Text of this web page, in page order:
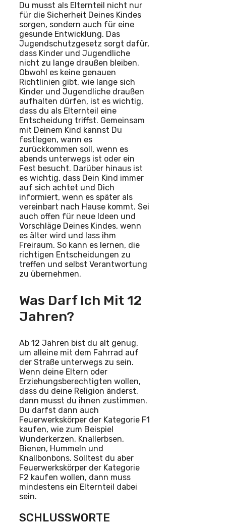
Du musst als Elternteil nicht nur
für die Sicherheit Deines Kindes
sorgen, sondern auch für eine
gesunde Entwicklung. Das
Jugendschutzgesetz sorgt dafür,
dass Kinder und Jugendliche
nicht zu lange draußen bleiben.
Obwohl es keine genauen
Richtlinien gibt, wie lange sich
Kinder und Jugendliche draußen
aufhalten dürfen, ist es wichtig,
dass du als Elternteil eine
Entscheidung triffst. Gemeinsam
mit Deinem Kind kannst Du
festlegen, wann es
zurückkommen soll, wenn es
abends unterwegs ist oder ein
Fest besucht. Darüber hinaus ist
es wichtig, dass Dein Kind immer
auf sich achtet und Dich
informiert, wenn es später als
vereinbart nach Hause kommt. Sei
auch offen für neue Ideen und
Vorschläge Deines Kindes, wenn
es älter wird und lass ihm
Freiraum. So kann es lernen, die
richtigen Entscheidungen zu
treffen und selbst Verantwortung
zu übernehmen.
Was Darf Ich Mit 12
Jahren?
Ab 12 Jahren bist du alt genug,
um alleine mit dem Fahrrad auf
der Straße unterwegs zu sein.
Wenn deine Eltern oder
Erziehungsberechtigten wollen,
dass du deine Religion änderst,
dann musst du ihnen zustimmen.
Du darfst dann auch
Feuerwerkskörper der Kategorie F1
kaufen, wie zum Beispiel
Wunderkerzen, Knallerbsen,
Bienen, Hummeln und
Knallbonbons. Solltest du aber
Feuerwerkskörper der Kategorie
F2 kaufen wollen, dann muss
mindestens ein Elternteil dabei
sein.
SCHLUSSWORTE